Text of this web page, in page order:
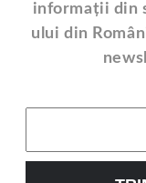
informații din
ului din